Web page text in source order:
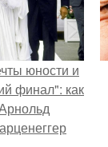
юности и
финал": как